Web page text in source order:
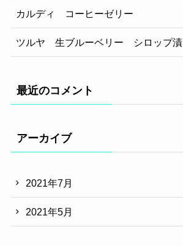
カルディ コーヒーゼリー
ツルヤ 生ブルーベリー シロップ漬
最近のコメント
アーカイブ
2021年7月
2021年5月